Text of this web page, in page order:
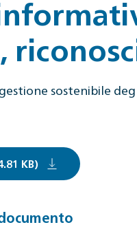
sostenibile
KB)